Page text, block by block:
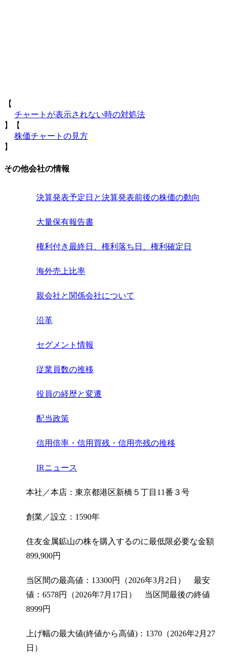
【
チャートが表示されない時の対処法
】【
株価チャートの見方
】
その他会社の情報
決算発表予定日と決算発表前後の株価の動向
大量保有報告書
権利付き最終日、権利落ち日、権利確定日
海外売上比率
親会社と関係会社について
沿革
セグメント情報
従業員数の推移
役員の経歴と変遷
配当政策
信用倍率・信用買残・信用売残の推移
IRニュース
本社／本店：東京都港区新橋５丁目11番３号
創業／設立：1590年
住友金属鉱山の株を購入するのに最低限必要な金額
899,900円
当区間の最高値：13300円（2026年3月2日） 最安
値：6578円（2026年7月17日） 当区間最後の終値
8999円
上げ幅の最大値(終値から高値)：1370（2026年2月27
日）